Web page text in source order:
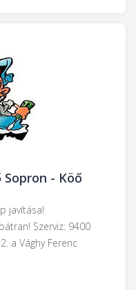
- Köő
javítása!
Szerviz: 9400
a Vághy Ferenc